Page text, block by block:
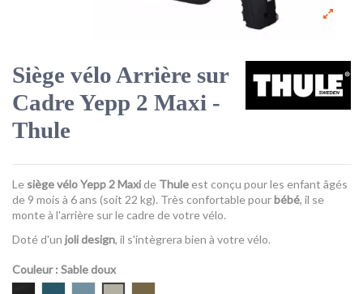
Siège vélo Arrière sur
Cadre Yepp 2 Maxi -
Thule
Le siège vélo Yepp 2 Maxide Thule est conçu pour les enfant âgés
de 9 mois à 6 ans (soit 22 kg). Très confortable pourbébé, il se
monte à l'arrière sur le cadre de votre vélo.
Doté d'un joli design, il s'intègrera bien à votre vélo.
Couleur: Sable doux